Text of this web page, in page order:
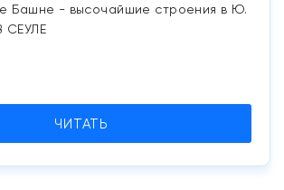
Башне - высочайшие строения в Ю.
СЕУЛЕ
ЧИТАТЬ